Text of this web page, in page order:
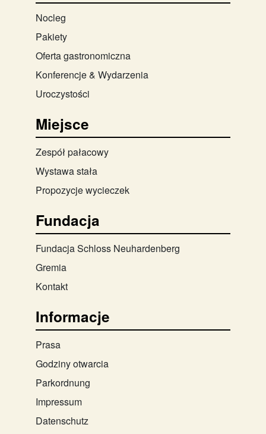
Nocleg
Pakiety
Oferta gastronomiczna
Konferencje & Wydarzenia
Uroczystości
Miejsce
Zespół pałacowy
Wystawa stała
Propozycje wycieczek
Fundacja
Fundacja Schloss Neuhardenberg
Gremia
Kontakt
Informacje
Prasa
Godziny otwarcia
Parkordnung
Impressum
Datenschutz